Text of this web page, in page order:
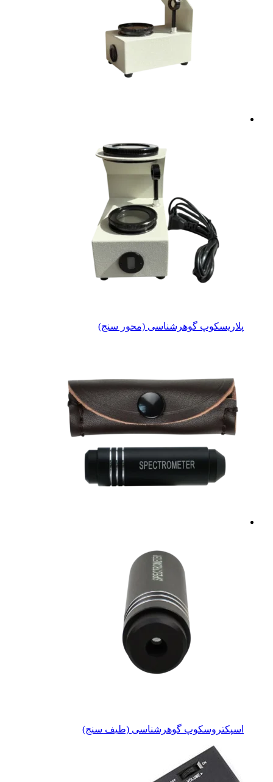
پلاریسکوپ گوهرشناسی (محور سنج)
اسپکتروسکوپ گوهرشناسی (طیف سنج)